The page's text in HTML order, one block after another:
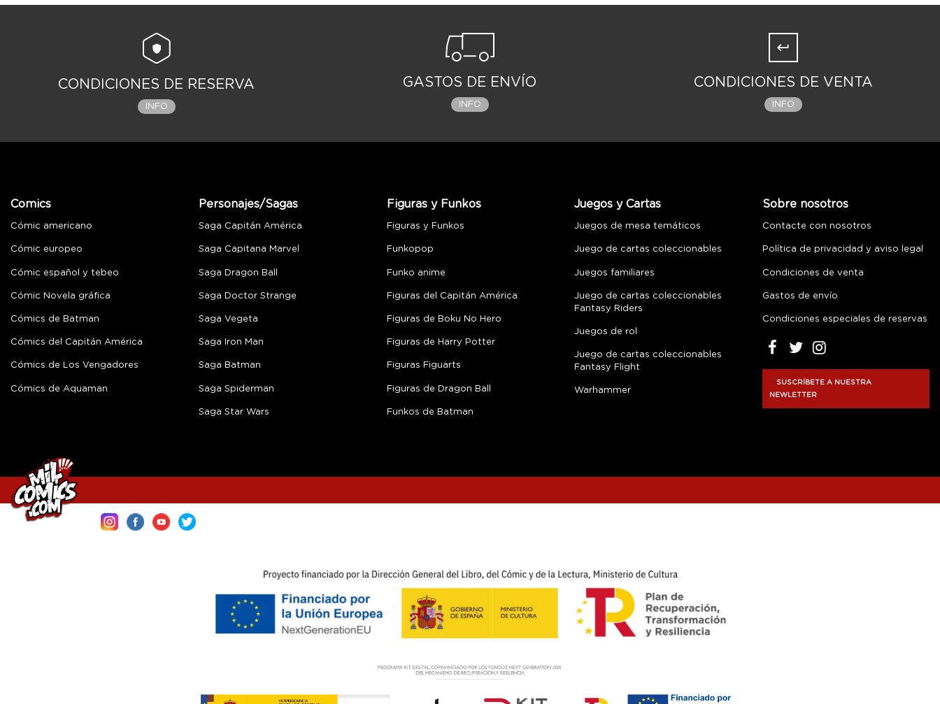
CONDICIONES DE RESERVA
INFO
GASTOS DE ENVÍO
INFO
CONDICIONES DE VENTA
INFO
Comics
Cómic americano
Cómic europeo
Cómic español y tebeo
Cómic Novela gráfica
Cómics de Batman
Cómics del Capitán América
Cómics de Los Vengadores
Cómics de Aquaman
Personajes/Sagas
Saga Capitán América
Saga Capitana Marvel
Saga Dragon Ball
Saga Doctor Strange
Saga Vegeta
Saga Iron Man
Saga Batman
Saga Spiderman
Saga Star Wars
Figuras y Funkos
Figuras y Funkos
Funkopop
Funko anime
Figuras del Capitán América
Figuras de Boku No Hero
Figuras de Harry Potter
Figuras Figuarts
Figuras de Dragon Ball
Funkos de Batman
Juegos y Cartas
Juegos de mesa temáticos
Juego de cartas coleccionables
Juegos familiares
Juego de cartas coleccionables
Fantasy Riders
Juegos de rol
Juego de cartas coleccionables
Fantasy Flight
Warhammer
Sobre nosotros
Contacte con nosotros
Política de privacidad y aviso legal
Condiciones de venta
Gastos de envío
Condiciones especiales de reservas
SUSCRÍBETE A NUESTRA
NEWLETTER